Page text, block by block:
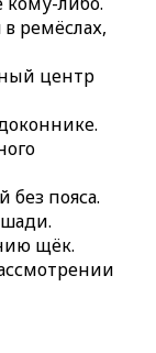
в
в
и
ремёслах,
центр
пояса.
щёк.